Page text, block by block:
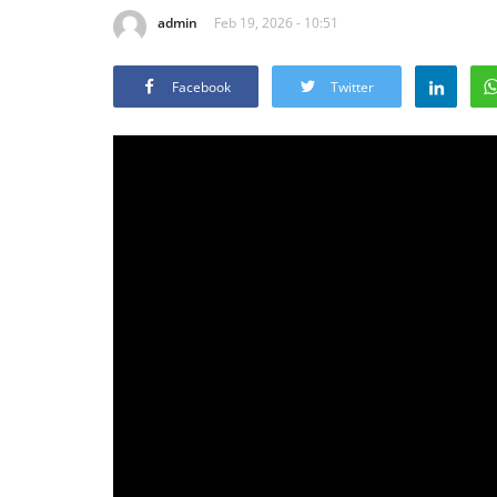
admin Feb 19, 2026 - 10:51
Facebook Twitter